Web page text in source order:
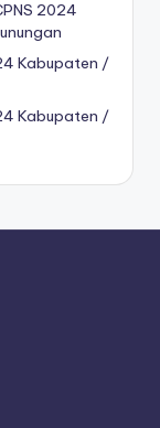
2024
Kabupaten /
Kabupaten /